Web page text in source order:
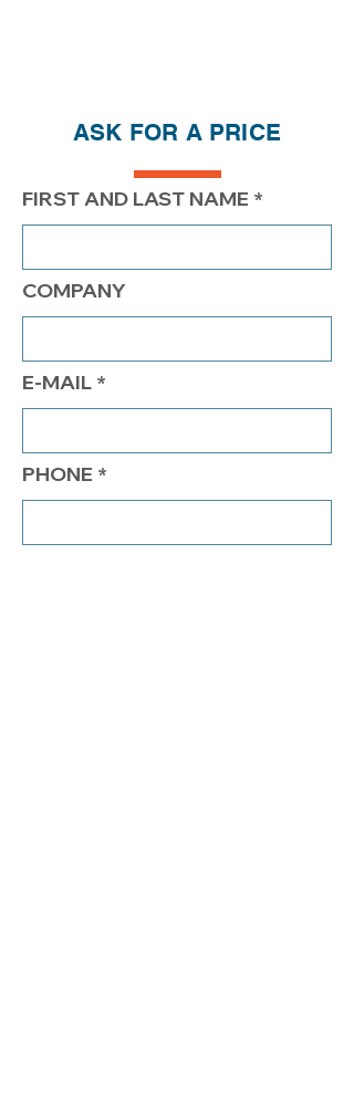
PRIX 370.00$ 320.00$ 280.00$
ASK FOR A PRICE
FIRST AND LAST NAME
COMPANY
E-MAIL
PHONE